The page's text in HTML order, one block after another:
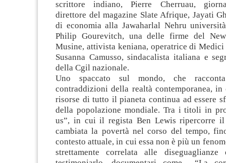
scrittore indiano, Pierre Cherruau,
direttore del magazine Slate Afrique, Jayati
di economia alla Jawaharlal Nehru
Philip Gourevitch, una delle firme del New
Musine, attivista keniana, operatrice di Medici
Susanna Camusso, sindacalista italiana e
della Cgil nazionale.
Uno spaccato sul mondo, che
contraddizioni della realtà contemporanea,
risorse di tutto il pianeta continua ad essere
della popolazione mondiale. Tra i titoli in
us”, in cui il regista Ben Lewis ripercorre
cambiata la povertà nel corso del tempo,
contesto attuale, in cui essa non è più un
strettamente correlata alle diseguaglianze